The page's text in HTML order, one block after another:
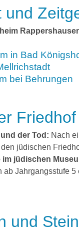
und
in Bad
bei Behrungen
der Tod: Nach
jüdischen
im jüdischen
ab Jahrgangsstufe
und